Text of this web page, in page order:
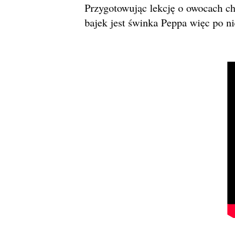
Przygotowując lekcję o owocach
bajek jest świnka Peppa więc po